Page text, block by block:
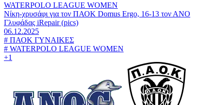
WATERPOLO LEAGUE WOMEN
Νίκη-χρυσάφι για τον ΠΑΟΚ Domus Ergo, 16-13 τον ΑΝΟ
Γλυφάδας iRepair (pics)
06.12.2025
# ΠΑΟΚ ΓΥΝΑΙΚΕΣ
# WATERPOLO LEAGUE WOMEN
+1